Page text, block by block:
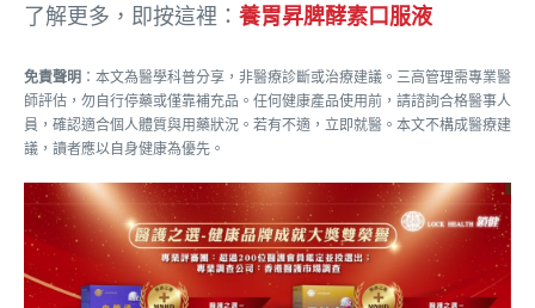
了解更多，即按這裡： 養胃昇脾酵素口服液
免責聲明 ：本文為醫學科普分享，非醫療診斷或治療建議。三高管理需專業醫
師評估，勿自行停藥或僅靠補充品。任何健康產品使用前，請諮詢合格醫事人
員，確認適合個人體質與用藥狀況。若有不適，立即就醫。本文不構成醫療建
議，讀者應以自身健康為優先。